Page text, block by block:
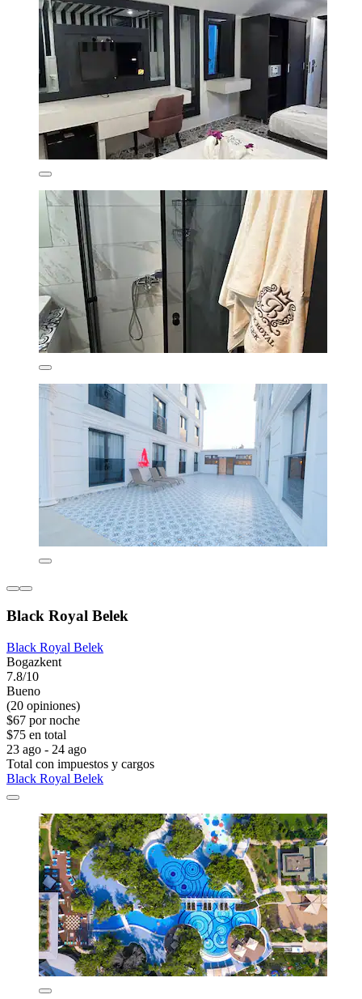
Black Royal Belek
Black Royal Belek
Bogazkent
7.8/10
Bueno
(20 opiniones)
$67 por noche
$75 en total
23 ago - 24 ago
Total con impuestos y cargos
Black Royal Belek